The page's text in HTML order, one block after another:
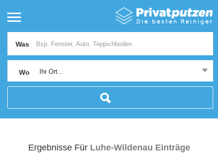
Was
Wo Ihr Ort...
Ergebnisse Für Luhe-Wildenau Einträge